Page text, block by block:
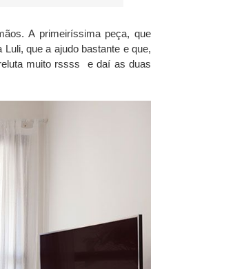
A primeiríssima peça, que
que a ajudo bastante e que,
muito rssss e daí as duas